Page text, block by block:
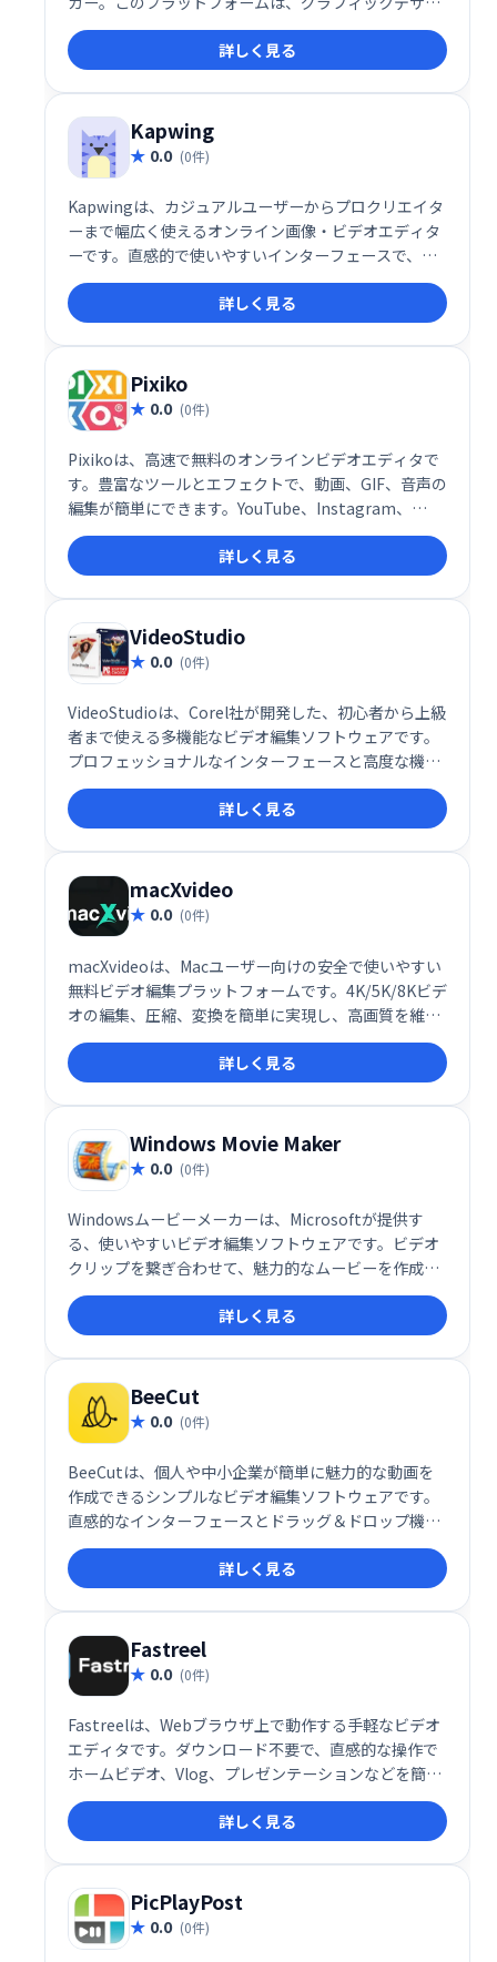
ンツールとビデオ作成プラットフォームのハイブリッ
ドであり、マーケティングキャンペーンに合わせてア
ニメーションビデオをカスタマイズするための完全な
クリエイティブコントロールを備えた数千のテンプレ
ートが付属しています。
詳しく見る
Kapwing
0.0 (0件)
Kapwingは、カジュアルユーザーからプロクリエイタ
ーまで幅広く使えるオンライン画像・ビデオエディタ
ーです。直感的で使いやすいインターフェースで、字
幕作成、コラージュ制作、スクリーンキャスト編集な
ど、様々なタスクをスムーズにこなせます。チームで
の共同作業にも最適で、生産性向上に貢献します。動
画編集や画像加工を簡単に、そして楽しく行いたい方
におすすめです。
詳しく見る
Pixiko
0.0 (0件)
Pixikoは、高速で無料のオンラインビデオエディタで
す。豊富なツールとエフェクトで、動画、GIF、音声の
編集が簡単にできます。YouTube、Instagram、
Facebook、TikTok、Twitterなど、様々なプラット
フォームやウェブサイト、広告などに最適な動画を作
成可能です。オールインワンで、手軽に高品質な動画
編集を実現します。
詳しく見る
VideoStudio
0.0 (0件)
VideoStudioは、Corel社が開発した、初心者から上級
者まで使える多機能なビデオ編集ソフトウェアです。
プロフェッショナルなインターフェースと高度な機能
を備え、家族や友人、オンライン視聴者向けの動画作
成を容易にします。直感的な操作で魅力的なビデオ編
集を実現し、あなたのクリエイティビティを最大限に
引き出します。手軽に高品質な動画制作を始めたい方
におすすめです。
詳しく見る
macXvideo
0.0 (0件)
macXvideoは、Macユーザー向けの安全で使いやすい
無料ビデオ編集プラットフォームです。4K/5K/8Kビデ
オの編集、圧縮、変換を簡単に実現し、高画質を維持
したまま効率的な作業が可能です。専門知識は不要
で、初心者でも手軽に高品質な動画制作を楽しめま
す。品質低下などの心配もなく、スムーズな編集作業
で、費用をかけずに動画制作を可能にします。
詳しく見る
Windows Movie Maker
0.0 (0件)
Windowsムービーメーカーは、Microsoftが提供す
る、使いやすいビデオ編集ソフトウェアです。ビデオ
クリップを繋ぎ合わせて、魅力的なムービーを作成で
きます。トランジション、オーバーレイ、オーディオ
編集、アニメーション、ナレーションなど、基本的な
編集機能を備え、初心者でも手軽に動画編集を楽しめ
ます。思い出の動画を簡単に編集して、自分だけの作
品を作りましょう。
詳しく見る
BeeCut
0.0 (0件)
BeeCutは、個人や中小企業が簡単に魅力的な動画を
作成できるシンプルなビデオ編集ソフトウェアです。
直感的なインターフェースとドラッグ＆ドロップ機能
で、初心者でも6:9、4:3など様々なアスペクト比の動
画編集が可能です。カット、削除、マージなどの機能
も備え、数クリックで高品質な動画制作を実現しま
す。
詳しく見る
Fastreel
0.0 (0件)
Fastreelは、Webブラウザ上で動作する手軽なビデオ
エディタです。ダウンロード不要で、直感的な操作で
ホームビデオ、Vlog、プレゼンテーションなどを簡単
に作成できます。学校や職場での利用に最適なツール
として、素早く高品質な動画編集を実現します。複雑
な操作は不要で、初心者でも簡単に利用可能です。
詳しく見る
PicPlayPost
0.0 (0件)